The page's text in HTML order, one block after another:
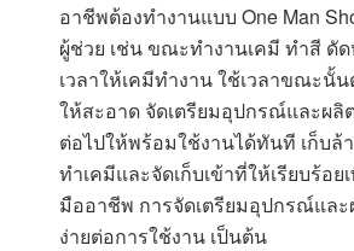
อาชีพต้องทำงานแบบ One Man
ผู้ช่วย เช่น ขณะทำงานเคมี ทำสี ดั
เวลาให้เคมีทำงาน ใช้เวลาขณะนั้
ให้สะอาด จัดเตรียมอุปกรณ์และผ
ต่อไปให้พร้อมใช้งานได้ทันที เก็บ
ทำเคมีและจัดเก็บเข้าที่ให้เรียบร้อ
มืออาชีพ การจัดเตรียมอุปกรณ์แล
ง่ายต่อการใช้งาน เป็นต้น